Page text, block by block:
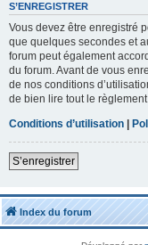
S’ENREGISTRER
Vous devez être enregistré
que quelques secondes et
forum peut également
du forum. Avant de vous
de nos conditions
de bien lire tout le règlement
Conditions d’utilisation |
S’enregistrer
Index du forum